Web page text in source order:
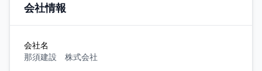
会社情報
会社名
那須建設 株式会社